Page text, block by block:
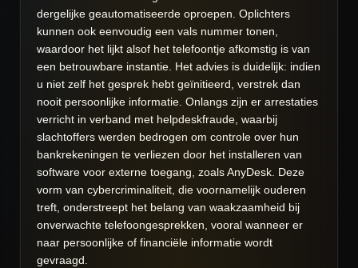
dergelijke geautomatiseerde oproepen. Oplichters
kunnen ook eenvoudig een vals nummer tonen,
waardoor het lijkt alsof het telefoontje afkomstig is van
een betrouwbare instantie. Het advies is duidelijk: indien
u niet zelf het gesprek hebt geïnitieerd, verstrek dan
nooit persoonlijke informatie. Onlangs zijn er arrestaties
verricht in verband met helpdeskfraude, waarbij
slachtoffers werden bedrogen om controle over hun
bankrekeningen te verliezen door het installeren van
software voor externe toegang, zoals AnyDesk. Deze
vorm van cybercriminaliteit, die voornamelijk ouderen
treft, onderstreept het belang van waakzaamheid bij
onverwachte telefoongesprekken, vooral wanneer er
naar persoonlijke of financiële informatie wordt
gevraagd.